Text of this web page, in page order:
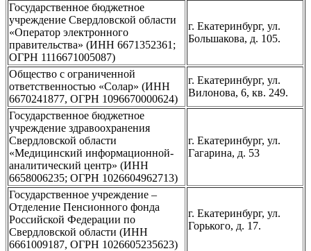
Государственное бюджетное
учреждение Свердловской области
«Оператор электронного
правительства» (ИНН 6671352361;
ОГРН 1116671005087)
г. Екатеринбург, ул.
Большакова, д. 105.
Общество с ограниченной
ответственностью «Солар» (ИНН
6670241877, ОГРН 1096670000624)
г. Екатеринбург, ул.
Вилонова, 6, кв. 249.
Государственное бюджетное
учреждение здравоохранения
Свердловской области
«Медицинский информационной-
аналитический центр» (ИНН
6658006235; ОГРН 1026604962713)
г. Екатеринбург, ул.
Гагарина, д. 53
Государственное учреждение –
Отделение Пенсионного фонда
Российской Федерации по
Свердловской области (ИНН
6661009187, ОГРН 1026605235623)
г. Екатеринбург, ул.
Горького, д. 17.